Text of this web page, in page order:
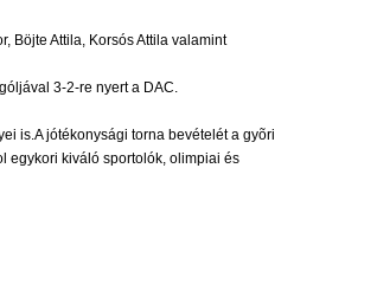
Böjte Attila, Korsós Attila valamint
3-2-re nyert a DAC.
is.A jótékonysági torna bevételét a gyõri
egykori kiváló sportolók, olimpiai és